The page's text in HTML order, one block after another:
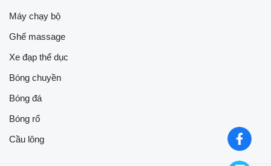
Máy chạy bộ
Ghế massage
Xe đạp thể dục
Bóng chuyền
Bóng đá
Bóng rổ
Cầu lông